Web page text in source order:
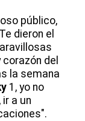
público,
dieron el
del
la semana
1, yo no
a un